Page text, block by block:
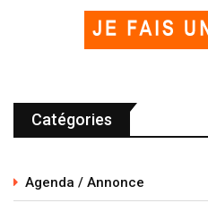
Catégories
Agenda / Annonce